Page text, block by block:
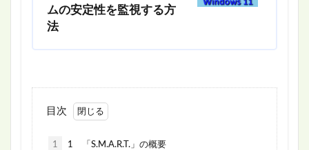
ムの安定性を監視する方
法
目次
1 1 「S.M.A.R.T.」の概要